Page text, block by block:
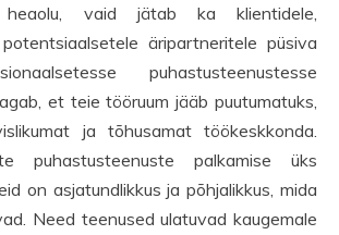
vaid jätab ka klientidele,
äripartneritele püsiva
puhastusteenustesse
et teie tööruum jääb puutumatuks,
ja tõhusamat töökeskkonda.
puhastusteenuste palkamise üks
on asjatundlikkus ja põhjalikkus, mida
Need teenused ulatuvad kaugemale